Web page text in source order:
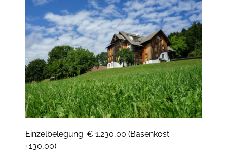
Einzelbelegung: € 1.230,00 (Basenkost:
+130,00)